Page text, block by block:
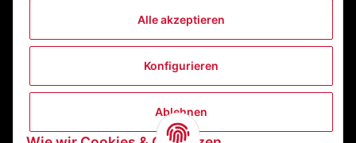
Alle akzeptieren
Konfigurieren
Ablehnen
Informationen